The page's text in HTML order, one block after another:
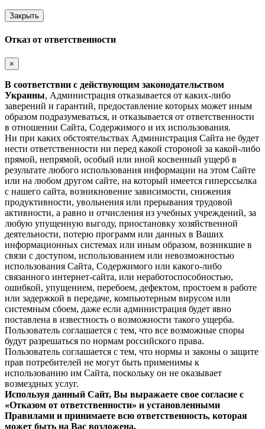
Закрыть
Отказ от ответственности
×
В соответствии с действующим законодательством
Украины, Администрация отказывается от каких-либо
заверений и гарантий, предоставление которых может иным
образом подразумеваться, и отказывается от ответственности
в отношении Сайта, Содержимого и их использования.
Ни при каких обстоятельствах Администрация Сайта не будет
нести ответственности ни перед какой стороной за какой-либо
прямой, непрямой, особый или иной косвенный ущерб в
результате любого использования информации на этом Сайте
или на любом другом сайте, на который имеется гиперссылка
с нашего cайта, возникновение зависимости, снижения
продуктивности, увольнения или прерывания трудовой
активности, а равно и отчисления из учебных учреждений, за
любую упущенную выгоду, приостановку хозяйственной
деятельности, потерю программ или данных в Ваших
информационных системах или иным образом, возникшие в
связи с доступом, использованием или невозможностью
использования Сайта, Содержимого или какого-либо
связанного интернет-сайта, или неработоспособностью,
ошибкой, упущением, перебоем, дефектом, простоем в работе
или задержкой в передаче, компьютерным вирусом или
системным сбоем, даже если администрация будет явно
поставлена в известность о возможности такого ущерба.
Пользователь соглашается с тем, что все возможные споры
будут разрешаться по нормам российского права.
Пользователь соглашается с тем, что нормы и законы о защите
прав потребителей не могут быть применимы к
использованию им Сайта, поскольку он не оказывает
возмездных услуг.
Используя данный Сайт, Вы выражаете свое согласие с
«Отказом от ответственности» и установленными
Правилами и принимаете всю ответственность, которая
может быть на Вас возложена.